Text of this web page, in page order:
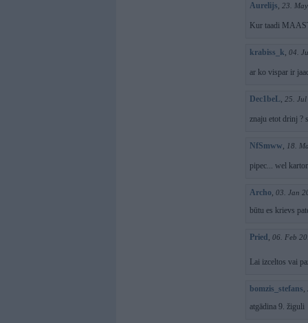
Aurelijs, 23.
Kur taadi
krabiss_k, 04.
ar ko vispar ir
Dec1beL, 25.
znaju etot drinj ?
NfSmww, 18.
pipec... wel
Archo, 03. Jan
būtu es krievs
Pried , 06. Feb
Lai izceltos vai
bomzis_stefans,
atgādina 9. žiguli